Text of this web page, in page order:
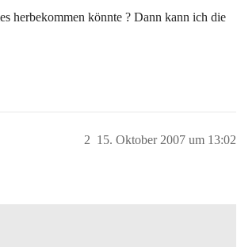
herbekommen könnte ? Dann kann ich die
15. Oktober 2007 um 13:02
2